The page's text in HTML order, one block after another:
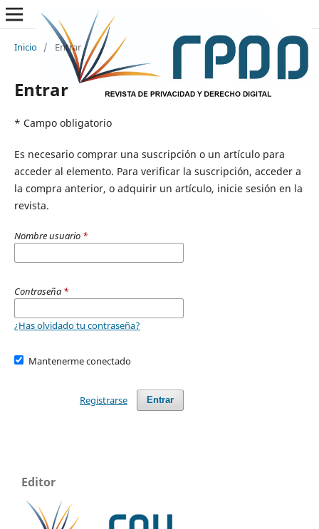
Inicio / Entrar
Entrar
* Campo obligatorio
Es necesario comprar una suscripción o un artículo para
acceder al elemento. Para verificar la suscripción, acceder a
la compra anterior, o adquirir un artículo, inicie sesión en la
revista.
Nombre usuario *
Contraseña *
¿Has olvidado tu contraseña?
Mantenerme conectado
Entrar
Registrarse
Editor